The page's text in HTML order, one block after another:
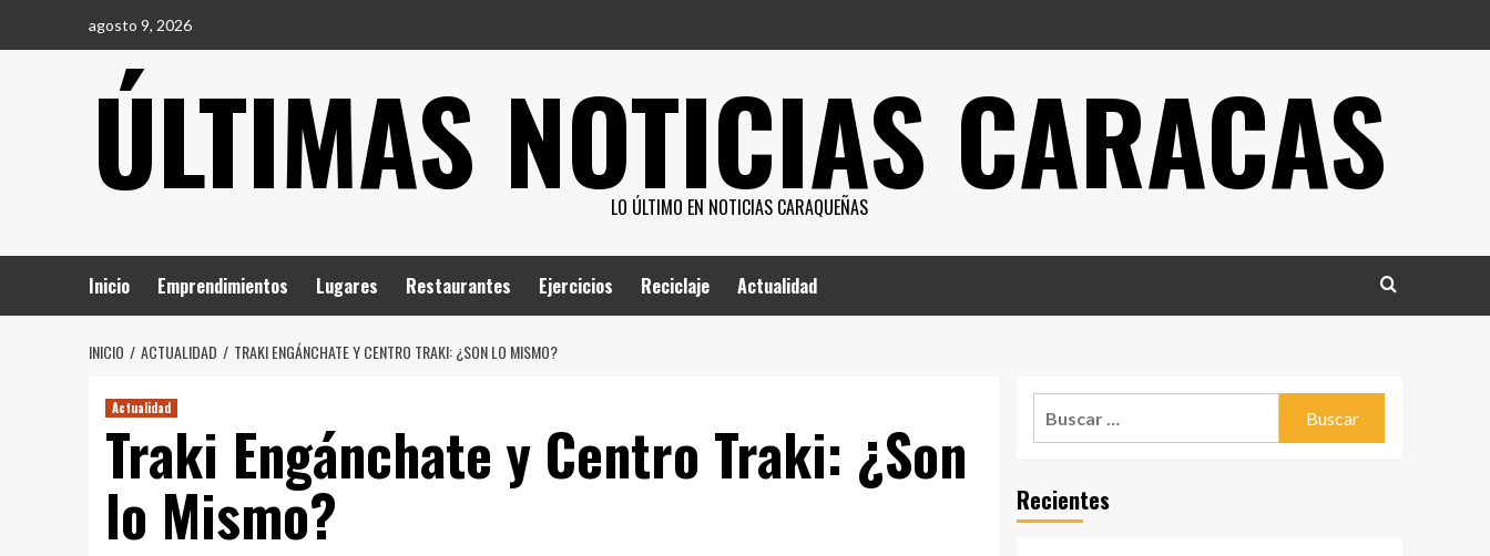
agosto 9, 2026
ÚLTIMAS NOTICIAS CARACAS
LO ÚLTIMO EN NOTICIAS CARAQUEÑAS
Inicio Emprendimientos Lugares Restaurantes Ejercicios Reciclaje Actualidad
INICIO ACTUALIDAD TRAKI ENGÁNCHATE Y CENTRO TRAKI: ¿SON LO MISMO?
Actualidad
Traki Engánchate y Centro Traki: ¿Son
lo Mismo? Recientes